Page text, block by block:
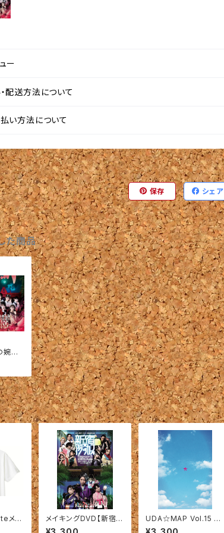
ー
配送方法について
い方法について
保存 シェア
た商品
婉麗
：パ
メン
田川
メイキングDVD【新宿☆
アタッカーズ Season3
UDA☆MAP Vol.15 『K
OKUTAI☆メソッド』【商